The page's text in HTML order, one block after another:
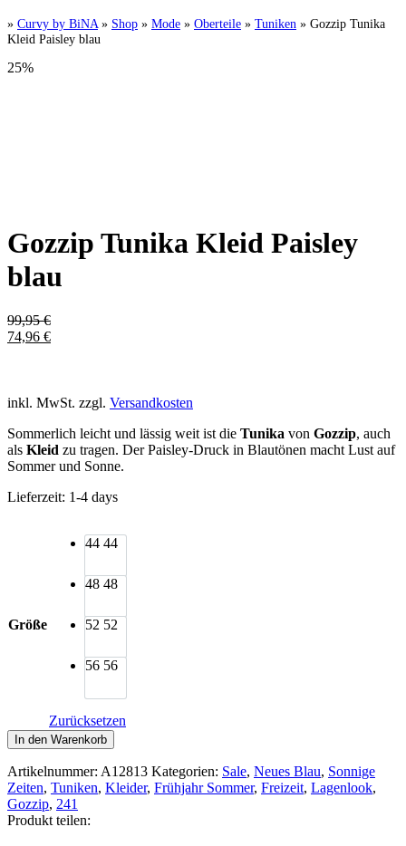
» Curvy by BiNA » Shop » Mode » Oberteile » Tuniken » Gozzip Tunika
Kleid Paisley blau
25%
Gozzip Tunika Kleid Paisley
blau
99,95€
74,96 €
inkl. MwSt. zzgl. Versandkosten
Sommerlich leicht und lässig weit ist die Tunika von Gozzip, auch
als Kleid zu tragen. Der Paisley-Druck in Blautönen macht Lust auf
Sommer und Sonne.
Lieferzeit: 1-4 days
Größe
44 44
48 48
52 52
56 56
Zurücksetzen
Gozzip
Tunika
Kleid
Paisley
blau
Menge
In den Warenkorb
Artikelnummer: A12813 Kategorien: Sale, Neues Blau, Sonnige
Zeiten, Tuniken, Kleider, Frühjahr Sommer, Freizeit, Lagenlook,
Gozzip, 241
Produkt teilen: